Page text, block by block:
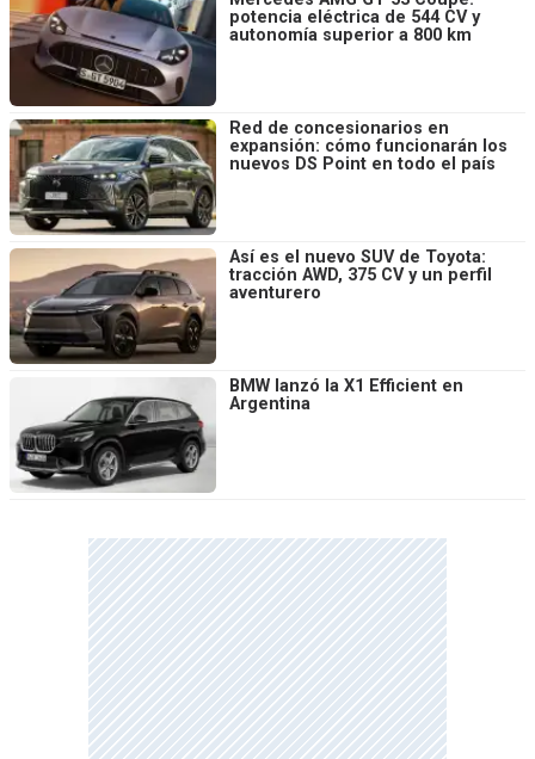
potencia eléctrica de 544 CV y
autonomía superior a 800 km
Red de concesionarios en
expansión: cómo funcionarán los
nuevos DS Point en todo el país
Así es el nuevo SUV de Toyota:
tracción AWD, 375 CV y un perfil
aventurero
BMW lanzó la X1 Efficient en
Argentina